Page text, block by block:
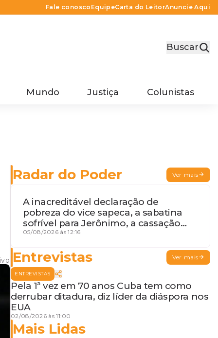
Fale conosco EquipeCarta do LeitorAnuncie Aqui
Buscar
Mundo Justiça Colunistas
Radar do Poder Ver mais
A inacreditável declaração de
pobreza do vice sapeca, a sabatina
sofrível para Jerônimo, a cassação
iminente da desembargadora e a
05/08/2026 às 12:16
Entrevistas Ver mais
ENTREVISTAS
Pela 1ª vez em 70 anos Cuba tem como
derrubar ditadura, diz líder da diáspora nos
EUA
02/08/2026 às 11:00
Mais Lidas